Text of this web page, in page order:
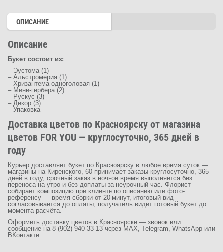
2912)
ОПИСАНИЕ
Описание
Букет состоит из:
– Эустома (1)
– Альстромерия (1)
– Хризантема одноголовая (1)
– Мини-гербера (2)
– Рускус (3)
– Декор (3)
– Упаковка
Доставка цветов по Красноярску от магазина
цветов FOR YOU — круглосуточно, 365 дней в
году
Курьер доставляет букет по Красноярску в любое время суток —
магазины на Киренского, 60 принимает заказы круглосуточно, 365
дней в году, срочный заказ в ночное время выполняется без
переноса на утро и без доплаты за неурочный час. Флорист
собирает композицию при клиенте по описанию или фото-
референсу — время сборки от 20 минут, итоговый вид
согласовывается до оплаты, получатель видит готовый букет до
момента расчёта.
Оформить доставку цветов в Красноярске — звонок или
сообщение на 8 (902) 940-33-13 через MAX, Telegram, WhatsApp или
ВКонтакте.